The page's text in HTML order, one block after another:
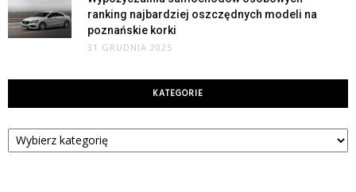
ranking najbardziej oszczędnych modeli na
poznańskie korki
31 GRUDNIA 2025
KATEGORIE
Kategorie